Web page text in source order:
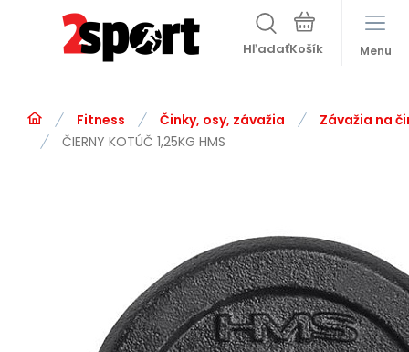
Hľadať Menu
Fitness Činky, osy, závažia
Závažia na
ČIERNY KOTÚČ 1,25KG HMS